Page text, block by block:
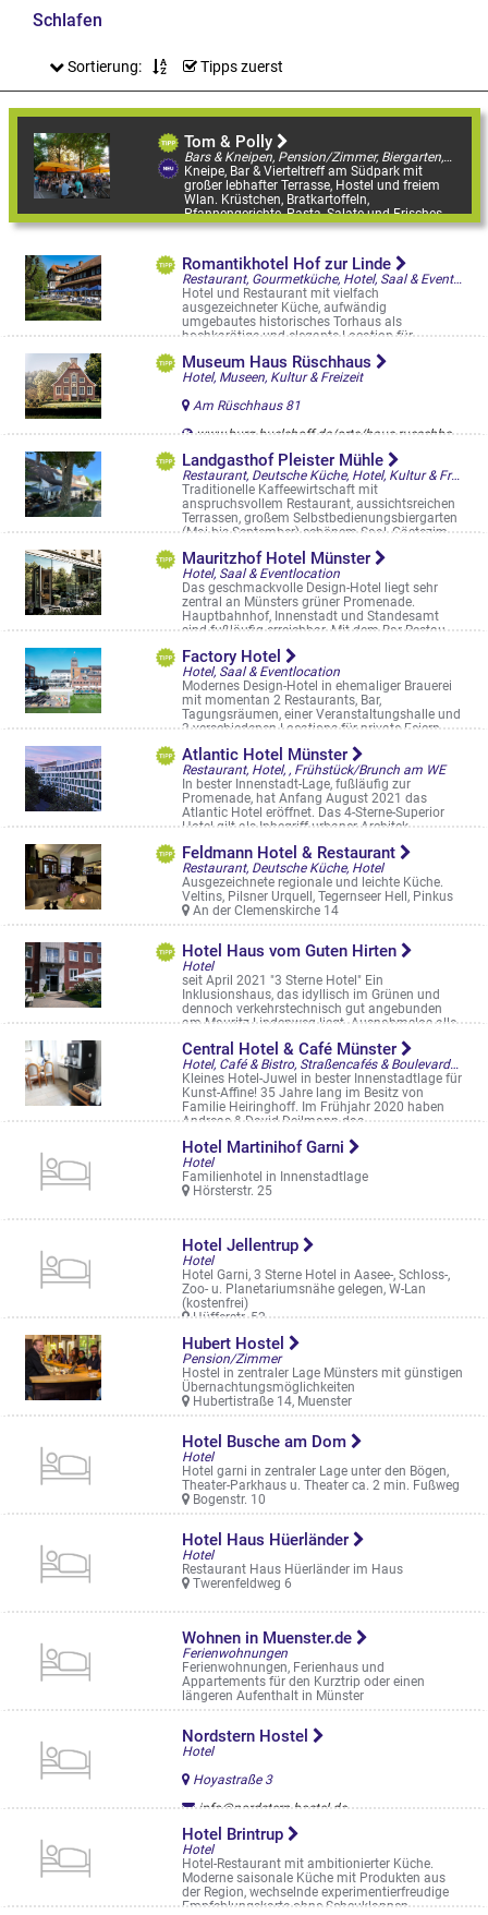
Schlafen
Sortierung: Tipps zuerst
Tom & Polly
Bars & Kneipen, Pension/Zimmer, Biergarten, Straßencafés & Boulevardterrassen
Kneipe, Bar & Vierteltreff am Südpark mit
großer lebhafter Terrasse, Hostel und freiem
Wlan. Krüstchen, Bratkartoffeln,
Pfannengerichte, Pasta, Salate und Frisches
...
Romantikhotel Hof zur Linde
Restaurant, Gourmetküche, Hotel, Saal & Eventlocation
Hotel und Restaurant mit vielfach
ausgezeichneter Küche, aufwändig
umgebautes historisches Torhaus als
hochkarätige und elegante Location für
Handorfer Werseufer 1
Museum Haus Rüschhaus
Hotel, Museen, Kultur & Freizeit
Am Rüschhaus 81
www.burg-huelshoff.de/orte/haus-rueschhaus
Landgasthof Pleister Mühle
Restaurant, Deutsche Küche, Hotel, Kultur & Freizeit, Landgasthöfe & kulinarische Ausflüge, Saal & Eventlocation, Münster, Biergarten, Restaurantgärten & -Terrassen
Traditionelle Kaffeewirtschaft mit
anspruchsvollem Restaurant, aussichtsreichen
Terrassen, großem Selbstbedienungsbiergarten
(Mai bis September) schönem Saal, Gästezim ...
Mauritzhof Hotel Münster
Hotel, Saal & Eventlocation
Das geschmackvolle Design-Hotel liegt sehr
zentral an Münsters grüner Promenade.
Hauptbahnhof, Innenstadt und Standesamt
sind fußläufig erreichbar. Mit dem Bar-Restau ...
Eisenbahnstr. 17
Factory Hotel
Hotel, Saal & Eventlocation
Modernes Design-Hotel in ehemaliger Brauerei
mit momentan 2 Restaurants, Bar,
Tagungsräumen, einer Veranstaltungshalle und
3 verschiedenen Locations für private Feiern ...
Atlantic Hotel Münster
Restaurant, Hotel, , Frühstück/Brunch am WE
In bester Innenstadt-Lage, fußläufig zur
Promenade, hat Anfang August 2021 das
Atlantic Hotel eröffnet. Das 4-Sterne-Superior
Hotel gilt als Inbegriff urbaner Architek ...
Feldmann Hotel & Restaurant
Restaurant, Deutsche Küche, Hotel
Ausgezeichnete regionale und leichte Küche.
Veltins, Pilsner Urquell, Tegernseer Hell, Pinkus
An der Clemenskirche 14
Hotel Haus vom Guten Hirten
Hotel
seit April 2021 "3 Sterne Hotel" Ein
Inklusionshaus, das idyllisch im Grünen und
dennoch verkehrstechnisch gut angebunden
am Mauritz-Lindenweg liegt. Ausnahmslos alle
Mauritz-Lindenweg 61
Central Hotel & Café Münster
Hotel, Café & Bistro, Straßencafés & Boulevardterrassen
Kleines Hotel-Juwel in bester Innenstadtlage für
Kunst-Affine! 35 Jahre lang im Besitz von
Familie Heiringhoff. Im Frühjahr 2020 haben
Andreas & David Deilmann das ...
Hotel Martinihof Garni
Hotel
Familienhotel in Innenstadtlage
Hörsterstr. 25
Hotel Jellentrup
Hotel
Hotel Garni, 3 Sterne Hotel in Aasee-, Schloss-,
Zoo- u. Planetariumsnähe gelegen, W-Lan
(kostenfrei)
Hüfferstr. 52
Hubert Hostel
Pension/Zimmer
Hostel in zentraler Lage Münsters mit günstigen
Übernachtungsmöglichkeiten
Hubertistraße 14, Muenster
Hotel Busche am Dom
Hotel
Hotel garni in zentraler Lage unter den Bögen,
Theater-Parkhaus u. Theater ca. 2 min. Fußweg
Bogenstr. 10
Hotel Haus Hüerländer
Hotel
Restaurant Haus Hüerländer im Haus
Twerenfeldweg 6
Wohnen in Muenster.de
Ferienwohnungen
Ferienwohnungen, Ferienhaus und
Appartements für den Kurztrip oder einen
längeren Aufenthalt in Münster
Nordstern Hostel
Hotel
Hoyastraße 3
info@nordstern-hostel.de
www.nordstern-hostel.de/de/
Hotel Brintrup
Hotel
Hotel-Restaurant mit ambitionierter Küche.
Moderne saisonale Küche mit Produkten aus
der Region, wechselnde experimentierfreudige
Empfehlungskarte ohne Scheuklappen . ...